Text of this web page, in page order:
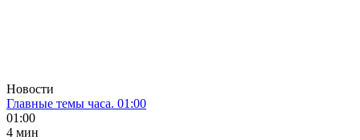
Новости
Главные темы часа. 01:00
01:00
4 мин